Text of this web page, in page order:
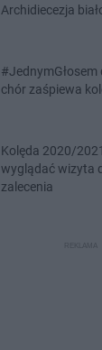
Archidiecezja
chór zaśpiewa
Kolęda 2020/
wyglądać wizyta
zalecenia